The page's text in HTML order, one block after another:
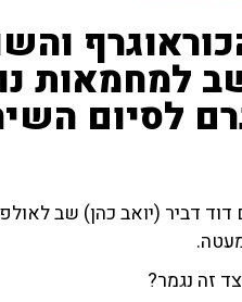
למחמאות
לסיום
דוד דביר (יואב כהן) שב
זה נגמר?